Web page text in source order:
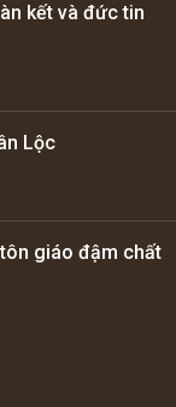
kết và đức tin
Lộc
giáo đậm chất